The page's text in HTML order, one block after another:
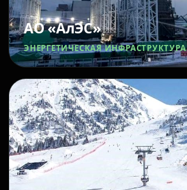
АО «АлЭС»
ЭНЕРГЕТИЧЕСКАЯ ИНФРАСТРУКТУРА